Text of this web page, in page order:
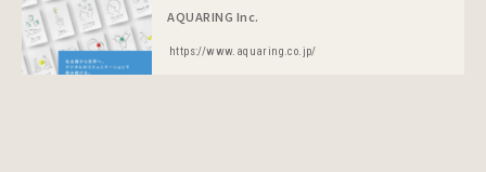
AQUARING Inc.
https://www.aquaring.co.jp/